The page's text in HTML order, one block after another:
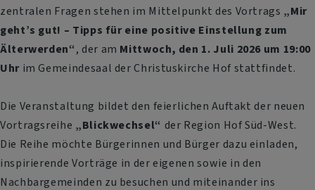
zentralen Fragen stehen im Mittelpunkt des Vortrags „Mir
geht’s gut! – Tipps für eine positive Einstellung zum
Älterwerden“, der am Mittwoch, den 1. Juli 2026 um 19:00
Uhrim Gemeindesaal der Christuskirche Hof stattfindet.
Die Veranstaltung bildet den feierlichen Auftakt der neuen
Vortragsreihe „Blickwechsel“ der Region Hof Süd-West.
Die Reihe möchte Bürgerinnen und Bürger dazu einladen,
inspirierende Vorträge in der eigenen sowie in den
Nachbargemeinden zu besuchen und miteinander ins